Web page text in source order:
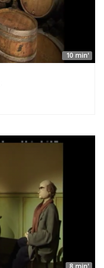
10 min'
8 min'